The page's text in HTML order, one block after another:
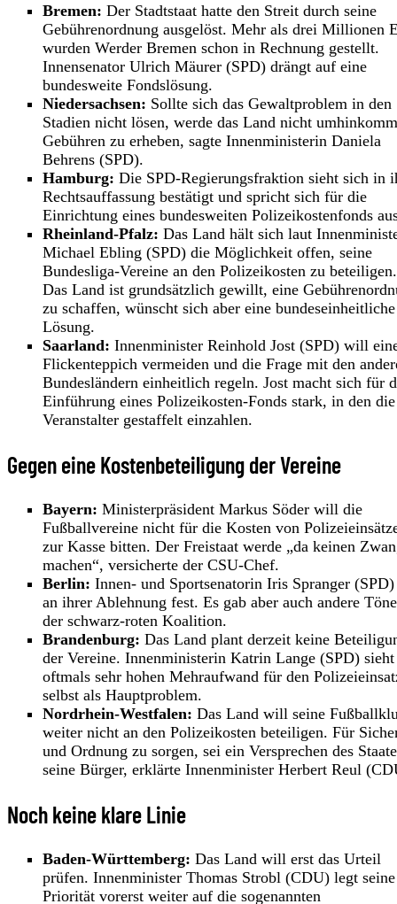
Bremen: Der Stadtstaat hatte den Streit durch seine
Gebührenordnung ausgelöst. Mehr als drei Millionen
wurden Werder Bremen schon in Rechnung gestellt.
Innensenator Ulrich Mäurer (SPD) drängt auf eine
bundesweite Fondslösung.
Niedersachsen: Sollte sich das Gewaltproblem in den
Stadien nicht lösen, werde das Land nicht
Gebühren zu erheben, sagte Innenministerin Daniela
Behrens (SPD).
Hamburg: Die SPD-Regierungsfraktion sieht sich in
Rechtsauffassung bestätigt und spricht sich für die
Einrichtung eines bundesweiten Polizeikostenfonds
Rheinland-Pfalz: Das Land hält sich laut
Michael Ebling (SPD) die Möglichkeit offen, seine
Bundesliga-Vereine an den Polizeikosten zu beteiligen.
Das Land ist grundsätzlich gewillt, eine
zu schaffen, wünscht sich aber eine bundeseinheitliche
Lösung.
Saarland: Innenminister Reinhold Jost (SPD) will
Flickenteppich vermeiden und die Frage mit den
Bundesländern einheitlich regeln. Jost macht sich für
Einführung eines Polizeikosten-Fonds stark, in den die
Veranstalter gestaffelt einzahlen.
Gegen eine Kostenbeteiligung der Vereine
Bayern: Ministerpräsident Markus Söder will die
Fußballvereine nicht für die Kosten von
zur Kasse bitten. Der Freistaat werde „da keinen
machen“, versicherte der CSU-Chef.
Berlin: Innen- und Sportsenatorin Iris Spranger
an ihrer Ablehnung fest. Es gab aber auch andere
der schwarz-roten Koalition.
Brandenburg: Das Land plant derzeit keine
der Vereine. Innenministerin Katrin Lange (SPD) sieht
oftmals sehr hohen Mehraufwand für den
selbst als Hauptproblem.
Nordrhein-Westfalen: Das Land will seine
weiter nicht an den Polizeikosten beteiligen. Für
und Ordnung zu sorgen, sei ein Versprechen des
seine Bürger, erklärte Innenminister Herbert Reul
Noch keine klare Linie
Baden-Württemberg: Das Land will erst das Urteil
prüfen. Innenminister Thomas Strobl (CDU) legt seine
Priorität vorerst weiter auf die sogenannten